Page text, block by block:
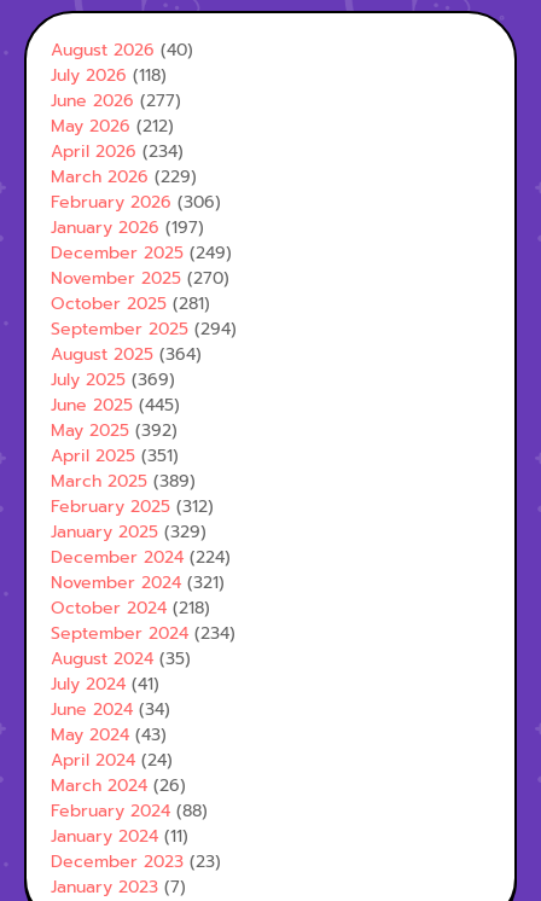
August 2026 (40)
July 2026 (118)
June 2026 (277)
May 2026 (212)
April 2026 (234)
March 2026 (229)
February 2026 (306)
January 2026 (197)
December 2025 (249)
November 2025 (270)
October 2025 (281)
September 2025 (294)
August 2025 (364)
July 2025 (369)
June 2025 (445)
May 2025 (392)
April 2025 (351)
March 2025 (389)
February 2025 (312)
January 2025 (329)
December 2024 (224)
November 2024 (321)
October 2024 (218)
September 2024 (234)
August 2024 (35)
July 2024 (41)
June 2024 (34)
May 2024 (43)
April 2024 (24)
March 2024 (26)
February 2024 (88)
January 2024 (11)
December 2023 (23)
January 2023 (7)